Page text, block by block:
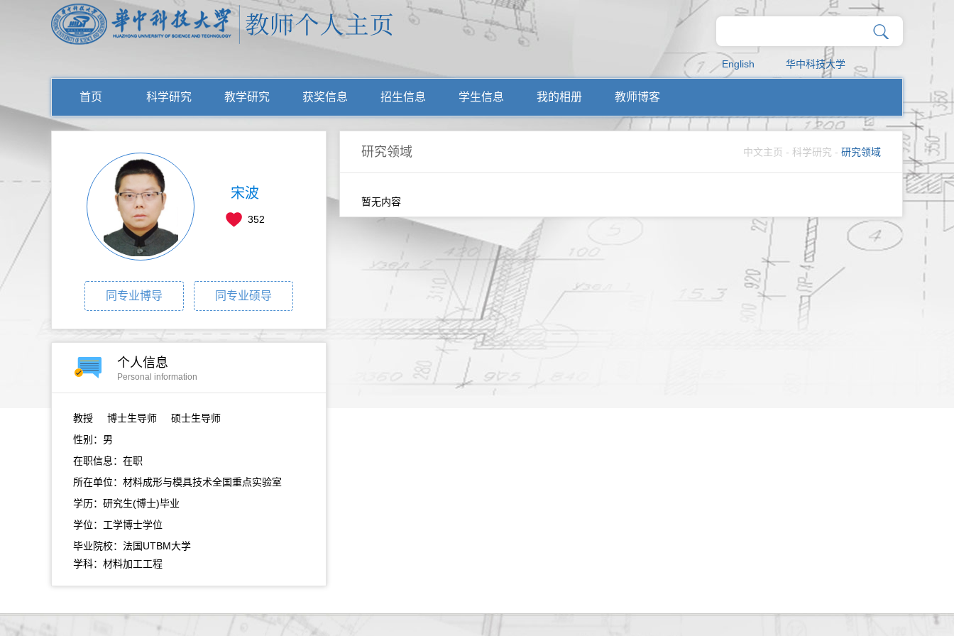
English 华中科技大学
首页 科学研究 教学研究 获奖信息 招生信息 学生信息 我的相册 教师博客
宋波
352
同专业博导 同专业硕导
个人信息
Personal information
教授
博士生导师 硕士生导师
性别：男
在职信息：在职
所在单位：材料成形与模具技术全国重点实验室
学历：研究生(博士)毕业
学位：工学博士学位
毕业院校：法国UTBM大学
学科：材料加工工程
研究领域 中文主页 - 科学研究 - 研究领域
暂无内容